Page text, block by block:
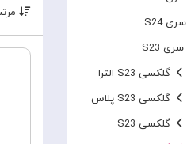
سری S24
سری S23
گلکسی S23 الترا
گلکسی S23 پلاس
گلکسی S23